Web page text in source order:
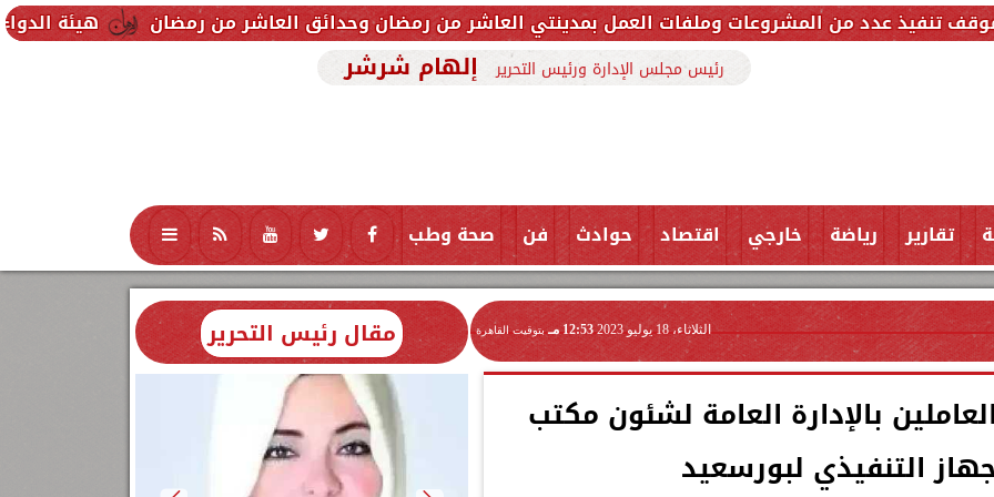
هيئة الدواء تحذر من من المشروعات وملفات العمل بمدينتي العاشر من رمضان وحدائق العاشر من رمضان
رئيس مجلس الإدارة ورئيس التحرير إلهام شرشر
تقارير رياضة خارجي اقتصاد حوادث فن صحة وطب تكنولوجيا منوعات محافظات
الثلاثاء، 18 يوليو 2023 12:53 مـ بتوقيت القاهرة
بالإدارة العامة لشئون مكتب
التنفيذي لبورسعيد
مقال رئيس التحرير